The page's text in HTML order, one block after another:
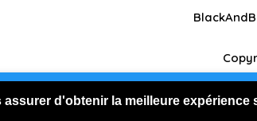
d'obtenir la meilleure expérience
connecté en visiteur avec